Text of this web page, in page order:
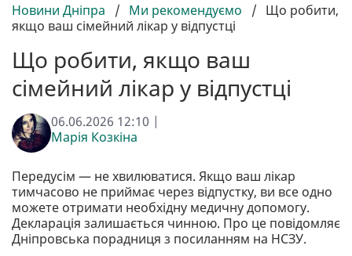
Новини Дніпра / Ми рекомендуємо / Що робити,
якщо ваш сімейний лікар у відпустці
Що робити, якщо ваш
сімейний лікар у відпустці
06.06.2026 12:10 |
Марія Козкіна
Передусім — не хвилюватися. Якщо ваш лікар
тимчасово не приймає через відпустку, ви все одно
можете отримати необхідну медичну допомогу.
Декларація залишається чинною. Про це повідомляє
Дніпровська порадниця з посиланням на НСЗУ.